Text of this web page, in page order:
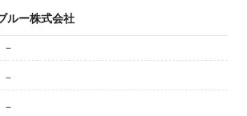
ルー株式会社
－
－
－